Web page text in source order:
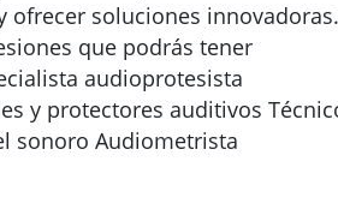
ofrecer soluciones innovadoras.
que podrás tener
audioprotesista
y protectores auditivos
sonoro Audiometrista